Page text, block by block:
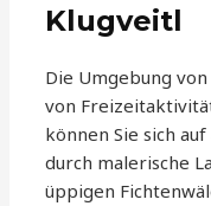
Klugveitl
Die Umgebung
von
können Sie sich
durch malerische
üppigen